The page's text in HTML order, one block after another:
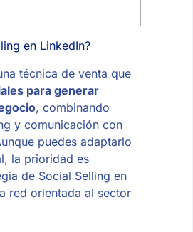
en LinkedIn?
técnica de venta que
para generar
, combinando
y comunicación con
puedes adaptarlo
la prioridad es
de Social Selling en
red orientada al sector